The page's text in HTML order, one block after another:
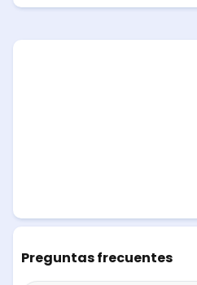
Preguntas frecuentes